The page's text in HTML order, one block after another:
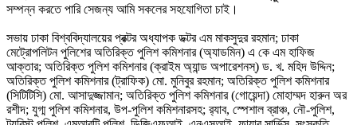
সম্পন্ন করতে পারি সেজন্য আমি সকলের সহযোগিতা চাই।
সভায় ঢাকা বিশ্ববিদ্যালয়ের প্রক্টর অধ্যাপক ডক্টর এম মাকসুদুর রহমান; ঢাকা
মেট্রোপলিটন পুলিশের অতিরিক্ত পুলিশ কমিশনার (অ্যাডমিন) এ কে এম হাফিজ
আক্তার; অতিরিক্ত পুলিশ কমিশনার (ক্রাইম অ্যান্ড অপারেশনস্) ড. খ. মহিদ উদ্দিন;
অতিরিক্ত পুলিশ কমিশনার (ট্রাফিক) মো. মুনিবুর রহমান; অতিরিক্ত পুলিশ কমিশনার
(সিটিটিসি) মো. আসাদুজ্জামান; অতিরিক্ত পুলিশ কমিশনার (গোয়েন্দা) মোহাম্মদ হারুন অর
রশীদ; যুগ্ম পুলিশ কমিশনার, উপ-পুলিশ কমিশনারসহ; র‌্যাব, স্পেশাল ব্রাঞ্চ, নৌ-পুলিশ,